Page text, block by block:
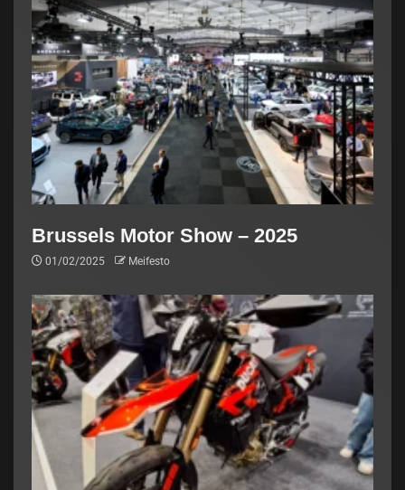
Brussels Motor Show – 2025
01/02/2025 Meifesto